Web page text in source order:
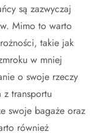
są zazwyczaj
Mimo to warto
takie jak
w mniej
o swoje rzeczy
z transportu
swoje bagaże oraz
również